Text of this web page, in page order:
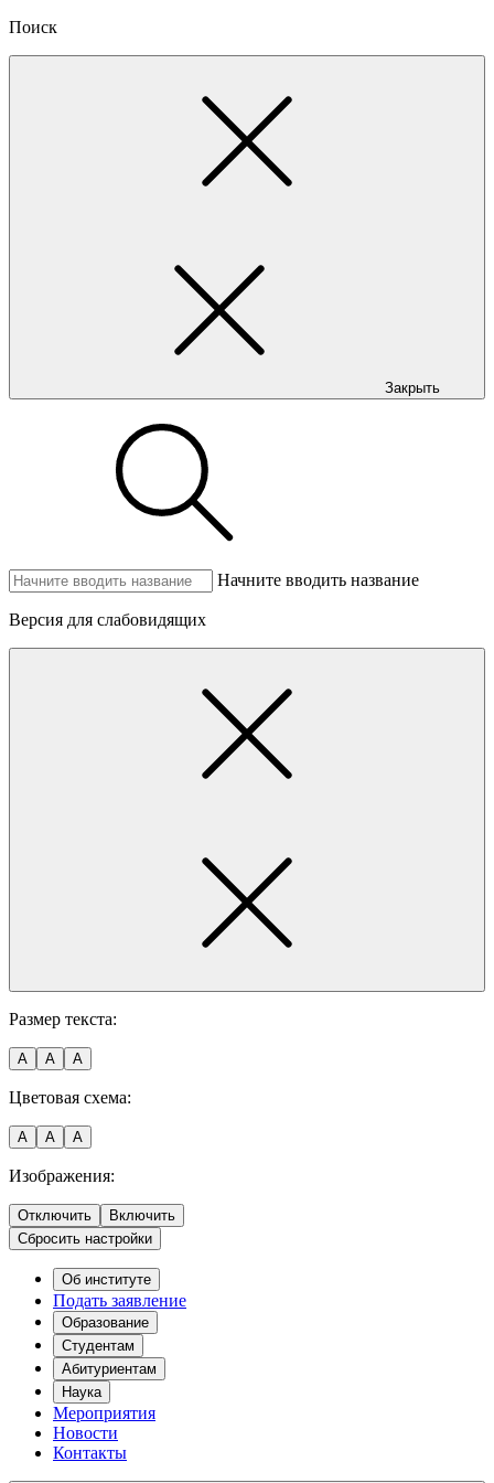
Поиск
Закрыть
Начните вводить название
Версия для слабовидящих
Размер текста:
A A A
Цветовая схема:
A A A
Изображения:
Отключить
Включить
Сбросить настройки
Об институте
Подать заявление
Образование
Студентам
Абитуриентам
Наука
Мероприятия
Новости
Контакты